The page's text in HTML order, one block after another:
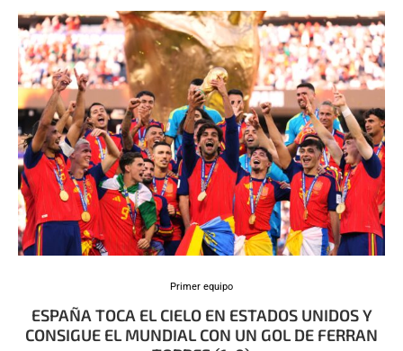
Primer equipo
ESPAÑA TOCA EL CIELO EN ESTADOS UNIDOS Y
CONSIGUE EL MUNDIAL CON UN GOL DE FERRAN